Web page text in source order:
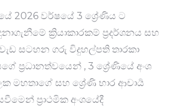
2026 වර්ෂයේ 3 ශ්‍රේණිය ට
ක්‍රියාකාරකම් ප්‍රදර්ශනය සහ
සටහන ගරු විදුහල්පති තාරකා
ප්‍රධානත්වයෙන් , 3 ශ්‍රේණියේ අංශ
මහතාගේ සහ ශ්‍රේණි භාර ආචාර්‍ය
ප්‍රාථමික අංශයේදී